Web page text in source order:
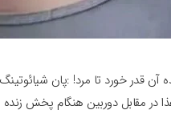
در مقابل دوربین هنگام پخش